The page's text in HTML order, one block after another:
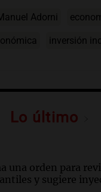
Adorni
inversión
Lo último
una orden para
y sugiere